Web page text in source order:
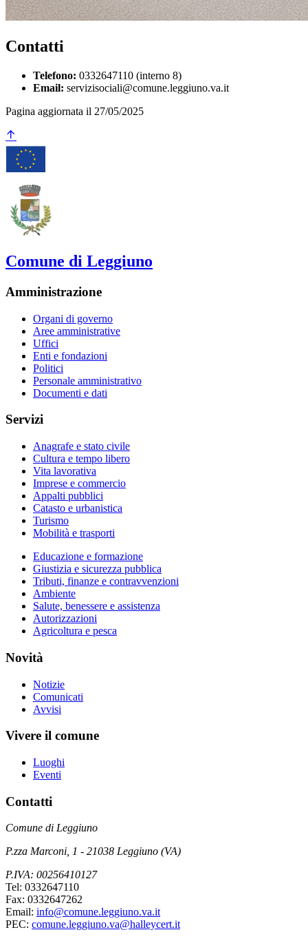
Contatti
Telefono: 0332647110 (interno 8)
Email: servizisociali@comune.leggiuno.va.it
Pagina aggiornata il 27/05/2025
Comune di Leggiuno
Amministrazione
Organi di governo
Aree amministrative
Uffici
Enti e fondazioni
Politici
Personale amministrativo
Documenti e dati
Servizi
Anagrafe e stato civile
Cultura e tempo libero
Vita lavorativa
Imprese e commercio
Appalti pubblici
Catasto e urbanistica
Turismo
Mobilità e trasporti
Educazione e formazione
Giustizia e sicurezza pubblica
Tributi, finanze e contravvenzioni
Ambiente
Salute, benessere e assistenza
Autorizzazioni
Agricoltura e pesca
Novità
Notizie
Comunicati
Avvisi
Vivere il comune
Luoghi
Eventi
Contatti
Comune di Leggiuno
P.zza Marconi, 1 - 21038 Leggiuno (VA)
P.IVA: 00256410127
Tel: 0332647110
Fax: 0332647262
Email: info@comune.leggiuno.va.it
PEC: comune.leggiuno.va@halleycert.it